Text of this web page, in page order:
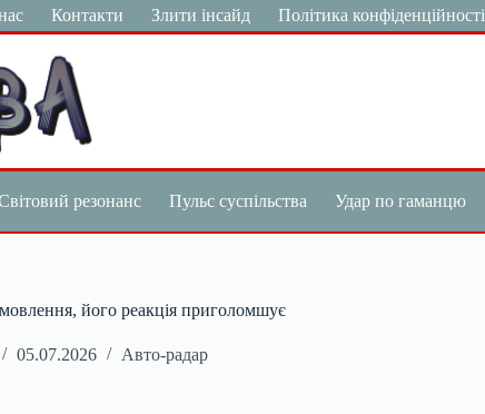
Контакти Злити інсайд Політика конфіденційності
резонанс Пульс суспільства Удар по гаманцю
його реакція приголомшує
05.07.2026 Авто-радар